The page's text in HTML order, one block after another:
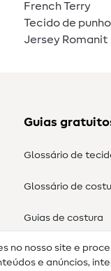
French Terry
Tecido de punho
Jersey Romanit
Guias
Glossário de
Glossário de
Guias de costura
no nosso site e
e anúncios,